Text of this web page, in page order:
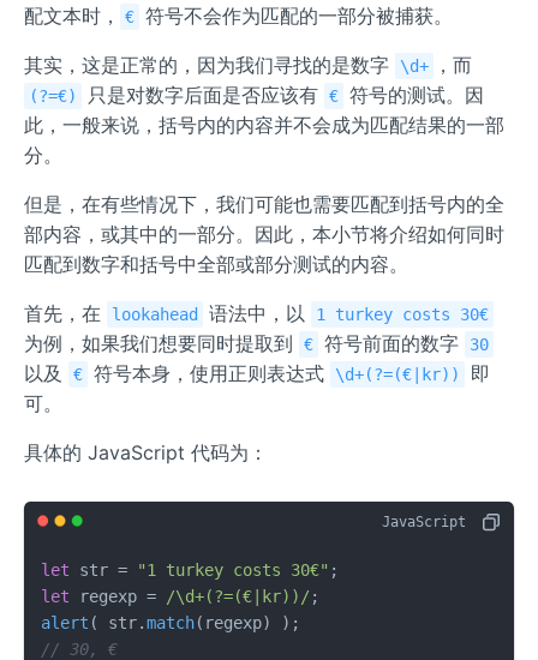
配文本时， € 符号不会作为匹配的一部分被捕获。
其实，这是正常的，因为我们寻找的是数字 \d+ ，而
(?=€) 只是对数字后面是否应该有 € 符号的测试。因
此，一般来说，括号内的内容并不会成为匹配结果的一部
分。
但是，在有些情况下，我们可能也需要匹配到括号内的全
部内容，或其中的一部分。因此，本小节将介绍如何同时
匹配到数字和括号中全部或部分测试的内容。
首先，在 lookahead 语法中，以 1 turkey costs 30€
为例，如果我们想要同时提取到 € 符号前面的数字 30
以及 € 符号本身，使用正则表达式 \d+(?=(€|kr))
即
可。
具体的 JavaScript 代码为：
let str = "1 turkey costs 30€"
let regexp = /\d+(?=(€|kr))/
alert ( str.match
// 30, €